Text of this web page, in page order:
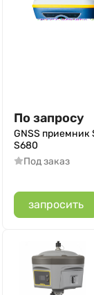
По запросу
GNSS приемник
S680
Под заказ
запросить